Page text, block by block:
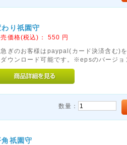
わり祇園守
価格(税込)： 550 円
急ぎのお客様はpaypal(カード決済含む)
ダウンロード可能です。※epsのバージョ
数量：
角祇園守